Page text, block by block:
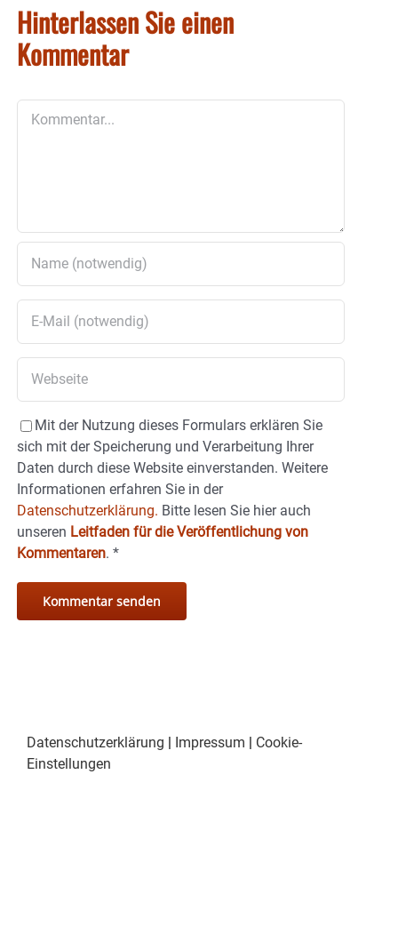
Hinterlassen Sie einen
Kommentar
Mit der Nutzung dieses Formulars erklären Sie
sich mit der Speicherung und Verarbeitung Ihrer
Daten durch diese Website einverstanden. Weitere
Informationen erfahren Sie in der
Datenschutzerklärung. Bitte lesen Sie hier auch
unseren Leitfaden für die Veröffentlichung von
Kommentaren. *
Datenschutzerklärung | Impressum | Cookie-
Einstellungen